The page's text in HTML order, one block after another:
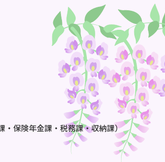
・保険年金課・税務課・収納課）